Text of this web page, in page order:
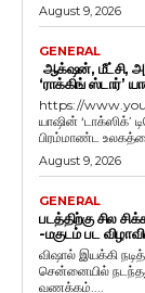
August 9, 2026
GENERAL
ஆக்‌ஷன், மீட்சி,
‘ராக்கிங் ஸ்டார்’
https://
யாஷின் ‘டாக்ஸிக்’
August 9, 2026
GENERAL
படத்திற்கு சில
-மகுடம் பட
விஷால் இயக்கி
சென்னையில் நடந்தது. நிகழ்வில் நடிகர் விஷால் பேசியதாவது,
வணக்கம்....